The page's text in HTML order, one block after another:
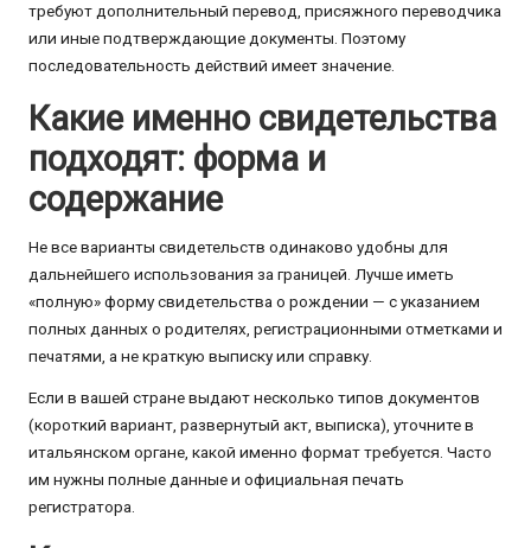
требуют дополнительный перевод, присяжного переводчика
или иные подтверждающие документы. Поэтому
последовательность действий имеет значение.
Какие именно свидетельства
подходят: форма и
содержание
Не все варианты свидетельств одинаково удобны для
дальнейшего использования за границей. Лучше иметь
«полную» форму свидетельства о рождении — с указанием
полных данных о родителях, регистрационными отметками и
печатями, а не краткую выписку или справку.
Если в вашей стране выдают несколько типов документов
(короткий вариант, развернутый акт, выписка), уточните в
итальянском органе, какой именно формат требуется. Часто
им нужны полные данные и официальная печать
регистратора.